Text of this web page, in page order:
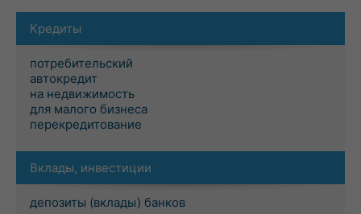
Кредиты
потребительский
автокредит
на недвижимость
для малого бизнеса
перекредитование
Вклады, инвестиции
депозиты (вклады) банков